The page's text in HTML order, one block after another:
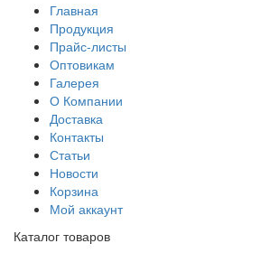
Главная
Продукция
Прайс-листы
Оптовикам
Галерея
О Компании
Доставка
Контакты
Статьи
Новости
Корзина
Мой аккаунт
Каталог товаров